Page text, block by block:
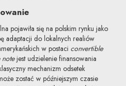
pojawiła się na polskim rynku jako
adaptacji do lokalnych realiów
w postaci convertible
jest udzielenie finansowania
mechanizm odsetek
zostać w późniejszym czasie